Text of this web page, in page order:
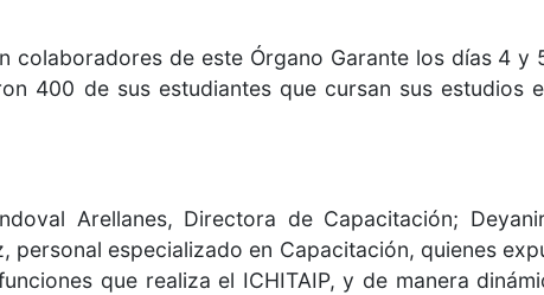
de este Órgano Garante los días 4 y
400 de sus estudiantes que cursan sus estudios
Arellanes, Directora de Capacitación;
especializado en Capacitación, quienes
que realiza el ICHITAIP, y de manera